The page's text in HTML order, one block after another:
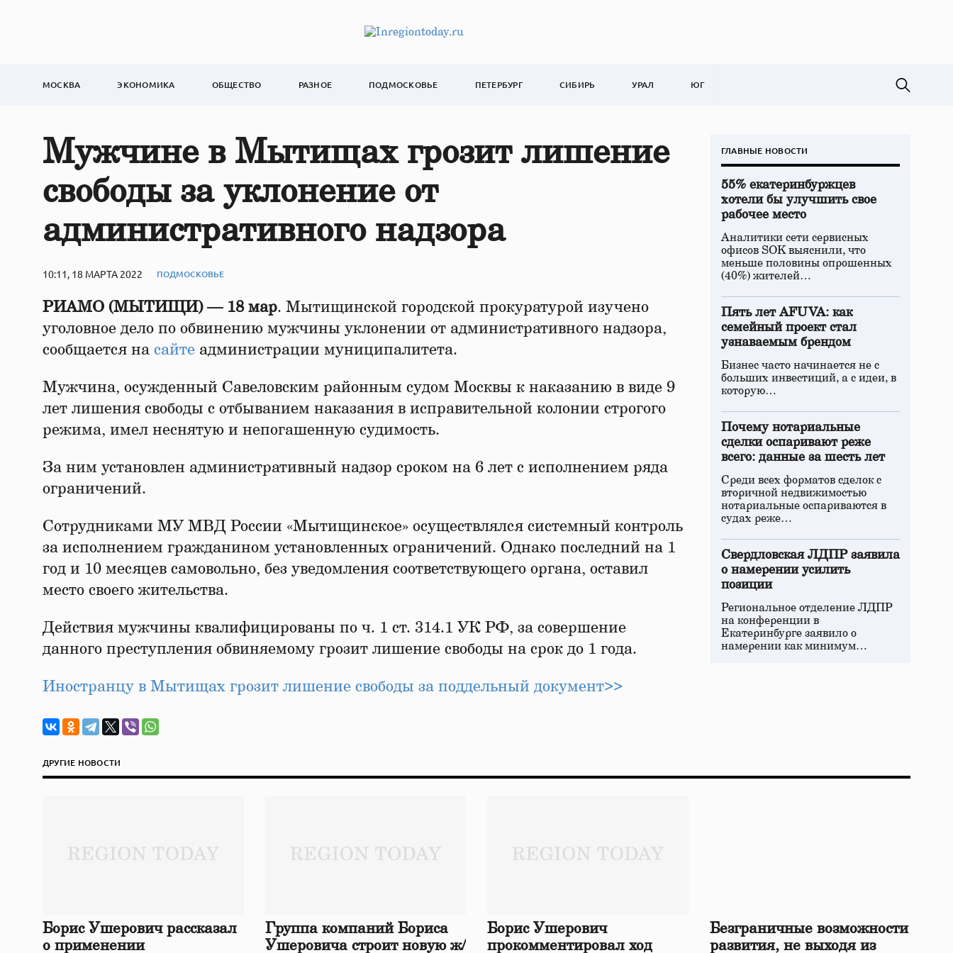
МОСКВА ЭКОНОМИКА ОБЩЕСТВО РАЗНОЕ ПОДМОСКОВЬЕ ПЕТЕРБУРГ СИБИРЬ УРАЛ ЮГ
Мужчине в Мытищах грозит лишение
свободы за уклонение от
административного надзора
10:11, 18 МАРТА 2022 ПОДМОСКОВЬЕ
РИАМО (МЫТИЩИ) — 18 мар. Мытищинской городской прокуратурой изучено
уголовное дело по обвинению мужчины уклонении от административного надзора,
сообщается на сайте администрации муниципалитета.
Мужчина, осужденный Савеловским районным судом Москвы к наказанию в виде 9
лет лишения свободы с отбыванием наказания в исправительной колонии строгого
режима, имел неснятую и непогашенную судимость.
За ним установлен административный надзор сроком на 6 лет с исполнением ряда
ограничений.
Сотрудниками МУ МВД России «Мытищинское» осуществлялся системный контроль
за исполнением гражданином установленных ограничений. Однако последний на 1
год и 10 месяцев самовольно, без уведомления соответствующего органа, оставил
место своего жительства.
Действия мужчины квалифицированы по ч. 1 ст. 314.1 УК РФ, за совершение
данного преступления обвиняемому грозит лишение свободы на срок до 1 года.
Иностранцу в Мытищах грозит лишение свободы за поддельный документ>>
ГЛАВНЫЕ НОВОСТИ
55% екатеринбуржцев
хотели бы улучшить свое
рабочее место
Аналитики сети сервисных
офисов SOK выяснили, что
меньше половины опрошенных
(40%) жителей…
Пять лет AFUVA: как
семейный проект стал
узнаваемым брендом
Бизнес часто начинается не с
больших инвестиций, а с идеи, в
которую…
Почему нотариальные
сделки оспаривают реже
всего: данные за шесть лет
Среди всех форматов сделок с
вторичной недвижимостью
нотариальные оспариваются в
судах реже…
Свердловская ЛДПР заявила
о намерении усилить
позиции
Региональное отделение ЛДПР
на конференции в
Екатеринбурге заявило о
намерении как минимум…
ДРУГИЕ НОВОСТИ
Борис Ушерович рассказал
о применении
Группа компаний Бориса
Ушеровича строит новую ж/
Борис Ушерович
прокомментировал ход
Безграничные возможности
развития, не выходя из